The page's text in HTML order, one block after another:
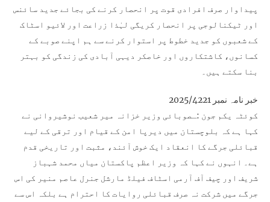
پیداوار صرف افرادی قوت پر انحصار کرنے کی بجائے جدید سائنس
اور ٹیکنالوجی پر انحصار کریگی لہٰذا زراعت اور لائیو اسٹاک
کے شعبوں کو جدید خطوط پر استوار کرنے سے ہم اپنے صوبے کے
کسانوں، کاشتکاروں اور خاصکر دیہی آبادی کی زندگی کو بہتر
بنا سکتے ہیں۔
خبر نامہ نمبر 2025/4221
کوئٹہ یکم جون :ـصوبائی وزیر خزانہ میر شعیب نوشیروانی نے
کہا ہے کہ بلوچستان میں دیرپا امن کے قیام اور ترقی کے لیے
قبائلی جرگے کا انعقاد ایک خوش آئند، مثبت اور تاریخی قدم
ہے۔ انہوں نے کہا کہ وزیر اعظم پاکستان میاں محمد شہباز
شریف اور چیف آف آرمی اسٹاف فیلڈ مارشل جنرل عاصم منیر کی اس
جرگے میں شرکت نہ صرف قبائلی روایات کا احترام ہے بلکہ اس سے